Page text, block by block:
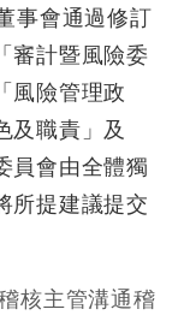
事會通過修訂
審計暨風險委
風險管理政
及職責」及
員會由全體獨
所提建議提交
核主管溝通稽